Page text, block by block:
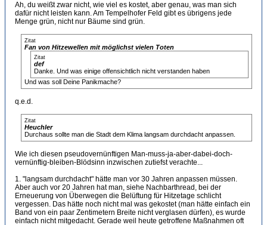
Ah, du weißt zwar nicht, wie viel es kostet, aber genau, was man sich
dafür nicht leisten kann. Am Tempelhofer Feld gibt es übrigens jede
Menge grün, nicht nur Bäume sind grün.
Zitat
Fan von Hitzewellen mit möglichst vielen Toten
Zitat
def
Danke. Und was einige offensichtlich nicht verstanden haben
Und was soll Deine Panikmache?
q.e.d.
Zitat
Heuchler
Durchaus sollte man die Stadt dem Klima langsam durchdacht anpassen.
Wie ich diesen pseudovernünftigen Man-muss-ja-aber-dabei-doch-
vernünftig-bleiben-Blödsinn inzwischen zutiefst verachte...
1. "langsam durchdacht" hätte man vor 30 Jahren anpassen müssen.
Aber auch vor 20 Jahren hat man, siehe Nachbarthread, bei der
Erneuerung von Überwegen die Belüftung für Hitzetage schlicht
vergessen. Das hätte noch nicht mal was gekostet (man hätte einfach ein
Band von ein paar Zentimetern Breite nicht verglasen dürfen), es wurde
einfach nicht mitgedacht. Gerade weil heute getroffene Maßnahmen oft